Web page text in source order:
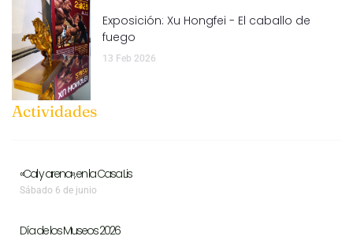
Exposición: Xu Hongfei - El caballo de
fuego
13 Feb 2026
Actividades
«Cal y arena», en la Casa Lis
Sábado 6 de junio
Día de los Museos 2026